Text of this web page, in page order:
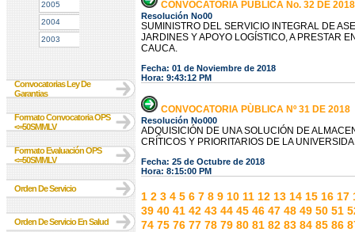
2005
2004
2003
Convocatorias Ley De
Garantias
Formato Convocatoria OPS
<=50SMMLV
Formato Evaluación OPS
<=50SMMLV
Orden De Servicio
Orden De Servicio En Salud
CONVOCATORIA PÚBLICA No. 32 DE 2018
Resolución No00
SUMINISTRO DEL SERVICIO INTEGRAL DE
JARDINES Y APOYO LOGÍSTICO, A PRESTAR
CAUCA.
Fecha: 01 de Noviembre de 2018
Hora: 9:43:12 PM
CONVOCATORIA PÙBLICA Nº 31 DE 2018
Resolución No000
ADQUISICIÓN DE UNA SOLUCIÓN DE
CRÍTICOS Y PRIORITARIOS DE LA
Fecha: 25 de Octubre de 2018
Hora: 8:15:00 PM
1 2 3 4 5 6 7 8 9 10 11 12 13 14 15 16 17
39 40 41 42 43 44 45 46 47 48 49 50 51
74 75 76 77 78 79 80 81 82 83 84 85 86